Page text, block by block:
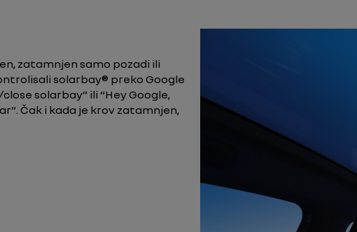
zatamnjen samo pozadi ili
solarbay® preko Google
solarbay” ili “Hey Google,
Čak i kada je krov zatamnjen,